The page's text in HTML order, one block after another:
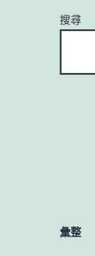
搜尋
彙整